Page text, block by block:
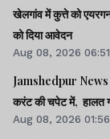
खेलगांव में कुत्ते को
को दिया आवेदन
Aug 08, 2026
Jamshedpur News :
करंट की चपेट में, हालत
Aug 08, 2026